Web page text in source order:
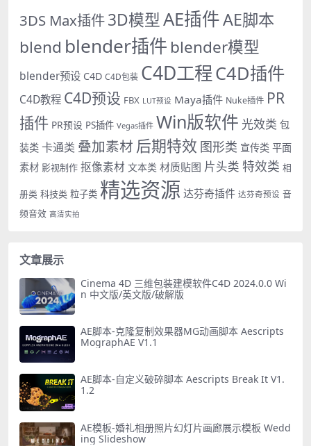
3DS Max插件3D模型AE插件AE脚本
blend blender插件 blender模型
blender预设 C4D C4D包装 C4D工程C4D插件
C4D教程 C4D预设 FBX LUT预设 Maya插件 Nuke插件 PR
插件 PR预设 PS插件 Vegas插件 Win版软件 光效类 包
装类 卡通类 叠加素材 后期特效 图形类 宣传类 平面
素材 影视制作 抠像素材 文本类 材质贴图 片头类 特效类 相
册类 科技类 粒子类 精选资源 达芬奇插件 达芬奇预设 音
频音效 高清实拍
文章展示
Cinema 4D 三维包装建模软件C4D 2024.0.0 Wi
n 中文版/英文版/破解版
AE脚本-克隆复制效果器MG动画脚本 Aescripts
MographAE V1.1
AE脚本-自定义破碎脚本 Aescripts Break It V1.
1.2
AE模板-婚礼相册照片幻灯片画廊展示模板 Wedd
ing Slideshow